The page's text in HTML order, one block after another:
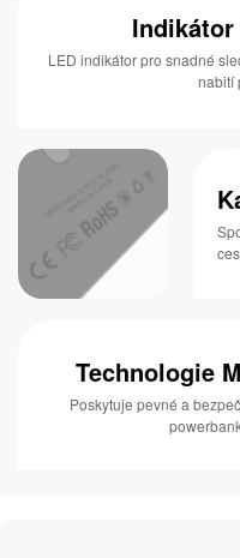
LED indikátor pro snadné
nabití
Technologie
Poskytuje pevné a